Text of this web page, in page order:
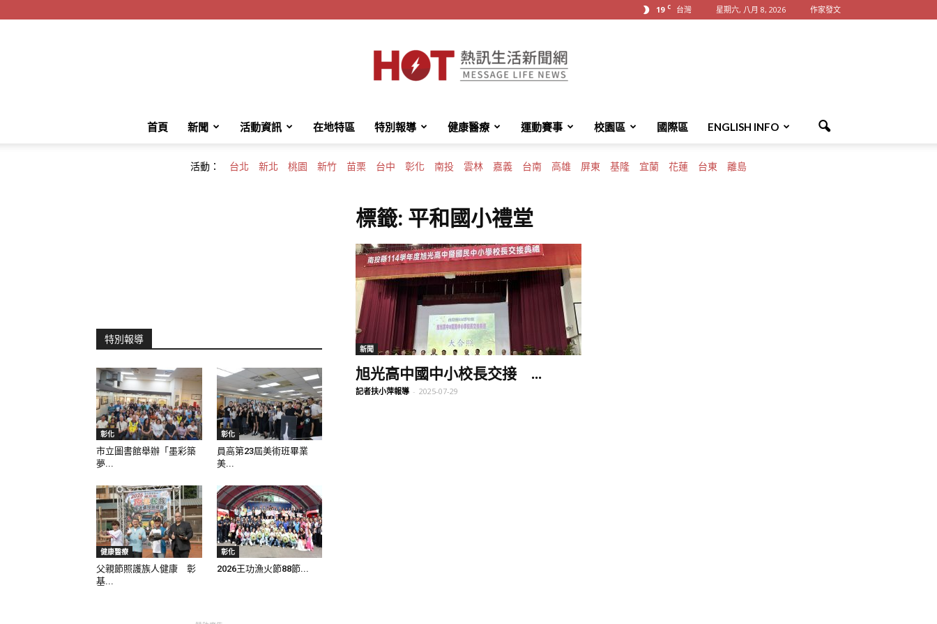
19 C 台灣 星期六, 八月 8, 2026 作家發文
HotMessage
熱
訊
首頁 新聞 活動資訊 在地特區 特別報導 健康醫療 運動賽事 校園區 國際區 ENGLISH INFO
活動： 台北 新北 桃園 新竹 苗栗 台中 彰化 南投 雲林 嘉義 台南 高雄 屏東 基隆 宜蘭 花蓮 台東 離島
標籤: 平和國小禮堂
新聞
旭光高中國中小校長交接 ...
記者扶小萍報導 - 2025-07-29
特別報導
彰化
市立圖書館舉辦「墨彩築
夢...
彰化
員高第23屆美術班畢業
美...
健康醫療
父親節照護族人健康 彰
基...
彰化
2026王功漁火節88節...